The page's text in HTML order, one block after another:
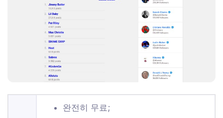
완전히 무료;